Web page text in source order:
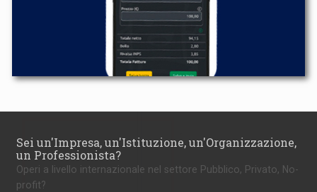
Sei un'Impresa, un'Istituzione, un'Organizzazione,
un Professionista?
Operi a livello internazionale nel settore Pubblico, Privato, No-
profit?